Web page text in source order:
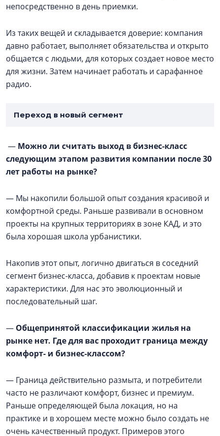
непосредственно в день приемки.
Из таких вещей и складывается доверие: компания
давно работает, выполняет обязательства и открыто
общается с людьми, для которых создает новое место
для жизни. Затем начинает работать и сарафанное
радио.
Переход в новый сегмент
— Можно ли считать выход в бизнес-класс
следующим этапом развития компании после 30
лет работы на рынке?
— Мы накопили большой опыт создания красивой и
комфортной среды. Раньше развивали в основном
проекты на крупных территориях в зоне КАД, и это
была хорошая школа урбанистики.
Накопив этот опыт, логично двигаться в соседний
сегмент бизнес-класса, добавив к проектам новые
характеристики. Для нас это эволюционный и
последовательный шаг.
— Общепринятой классификации жилья на
рынке нет. Где для вас проходит граница между
комфорт- и бизнес-классом?
— Граница действительно размыта, и потребители
часто не различают комфорт, бизнес и премиум.
Раньше определяющей была локация, но на
практике и в хорошем месте можно было создать не
очень качественный продукт. Примеров этого